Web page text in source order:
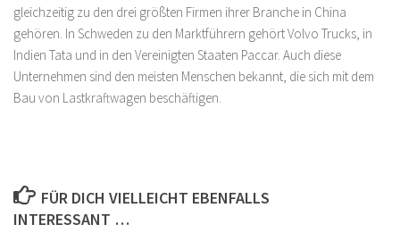
gleichzeitig zu den drei größten Firmen ihrer Branche in China
gehören. In Schweden zu den Marktführern gehört Volvo Trucks, in
Indien Tata und in den Vereinigten Staaten Paccar. Auch diese
Unternehmen sind den meisten Menschen bekannt, die sich mit dem
Bau von Lastkraftwagen beschäftigen.
FÜR DICH VIELLEICHT EBENFALLS
INTERESSANT …